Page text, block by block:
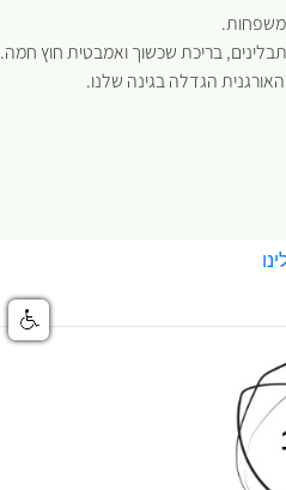
משפחות.
בריכת שכשוך ואמבטית חוץ חמה.
הגדלה בגינה שלנו.